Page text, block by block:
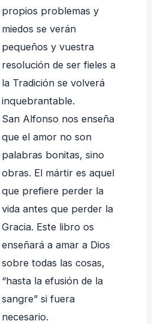
propios problemas y
miedos se verán
pequeños y vuestra
resolución de ser fieles a
la Tradición se volverá
inquebrantable.
San Alfonso nos enseña
que el amor no son
palabras bonitas, sino
obras. El mártir es aquel
que prefiere perder la
vida antes que perder la
Gracia. Este libro os
enseñará a amar a Dios
sobre todas las cosas,
“hasta la efusión de la
sangre” si fuera
necesario.